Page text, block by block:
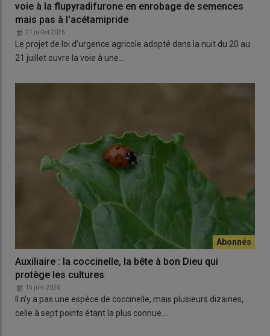
voie à la flupyradifurone en enrobage de semences
mais pas à l'acétamipride
21 juillet 2026
Le projet de loi d’urgence agricole adopté dans la nuit du 20 au
21 juillet ouvre la voie à une…
Auxiliaire : la coccinelle, la bête à bon Dieu qui
protège les cultures
15 juin 2026
Il n’y a pas une espèce de coccinelle, mais plusieurs dizaines,
celle à sept points étant la plus connue.…